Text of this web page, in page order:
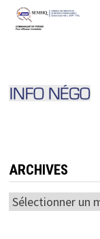
ARCHIVES
Archives